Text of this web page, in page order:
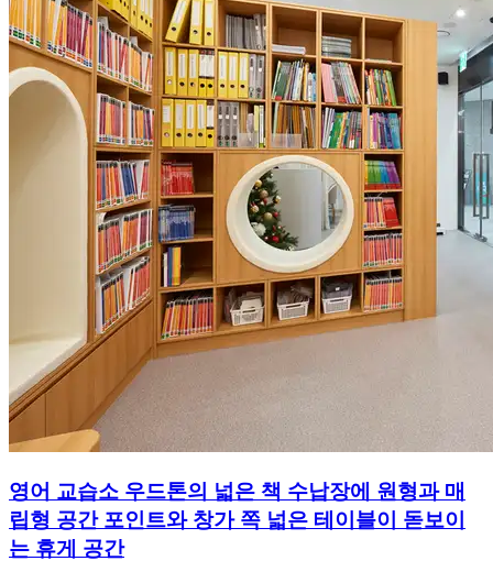
영어 교습소 우드톤의 넓은 책 수납장에 원형과 매
립형 공간 포인트와 창가 쪽 넓은 테이블이 돋보이
는 휴게 공간